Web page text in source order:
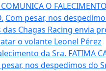
O
Com pesar, nos
Chagas Racing envia
o volante Leonel Pérez
da Sra. FATIMA
nos despedimos do